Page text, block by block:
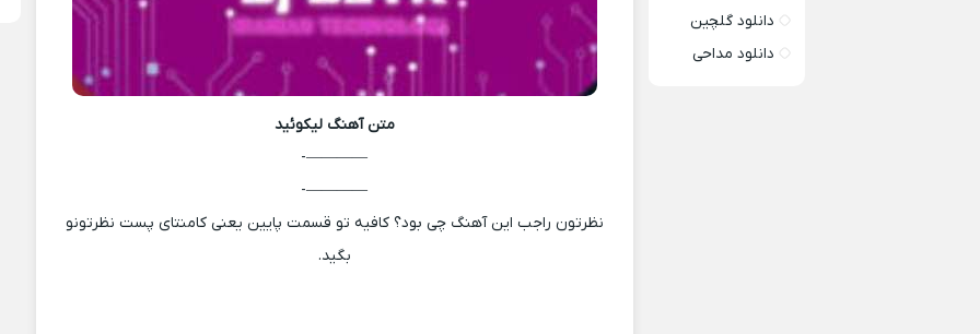
متن آهنگ لیکوئید
————-
————-
نظرتون راجب این آهنگ چی بود؟ کافیه تو قسمت پایین یعنی کامنتای پست نظرتونو
بگید.
دانلود گلچین
دانلود مداحی